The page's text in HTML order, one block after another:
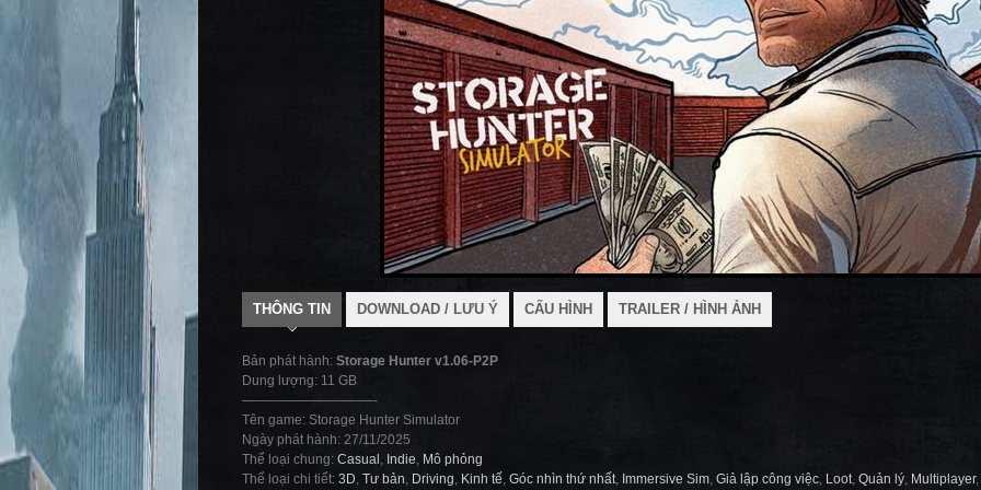
THÔNG TIN DOWNLOAD / LƯU Ý CẤU HÌNH TRAILER / HÌNH ẢNH
Bản phát hành: Storage Hunter v1.06-P2P
Dung lượng: 11 GB
——————————-
Tên game: Storage Hunter Simulator
Ngày phát hành: 27/11/2025
Thể loại chung: Casual , Indie, Mô phỏng
Thể loại chi tiết: 3D, Tư bản, Driving, Kinh tế, Góc nhìn thứ nhất, Immersive Sim, Giả lập công việc, Loot, Quản lý, Multiplayer,